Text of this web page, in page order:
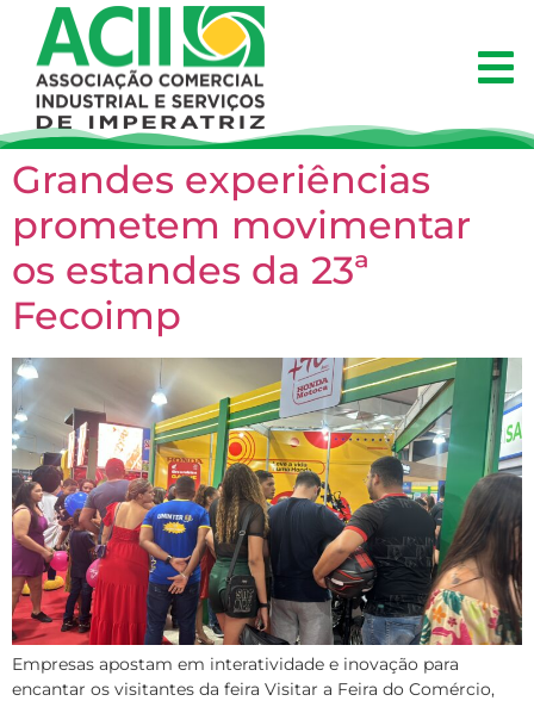
Grandes experiências
prometem movimentar
os estandes da 23ª
Fecoimp
Empresas apostam em interatividade e inovação para
encantar os visitantes da feira Visitar a Feira do Comércio,